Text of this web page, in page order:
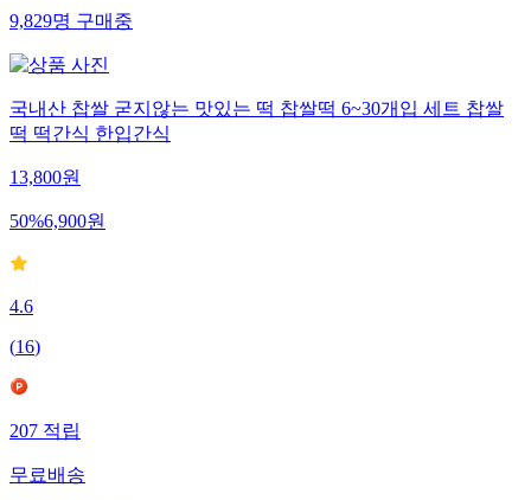
9,829명구매중
국내산 찹쌀 굳지않는 맛있는 떡 찹쌀떡 6~30개입 세트 찹쌀
떡 떡간식 한입간식
13,800원
50%6,900원
4.6
(16)
207적립
무료배송